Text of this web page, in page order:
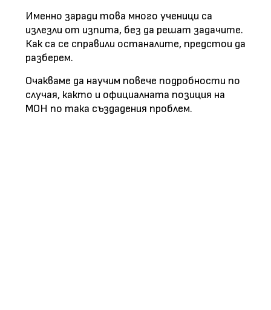
Именно заради това много ученици са
излезли от изпита, без да решат задачите.
Как са се справили останалите, предстои да
разберем.
Очакваме да научим повече подробности по
случая, както и официалната позиция на
МОН по така създадения проблем.